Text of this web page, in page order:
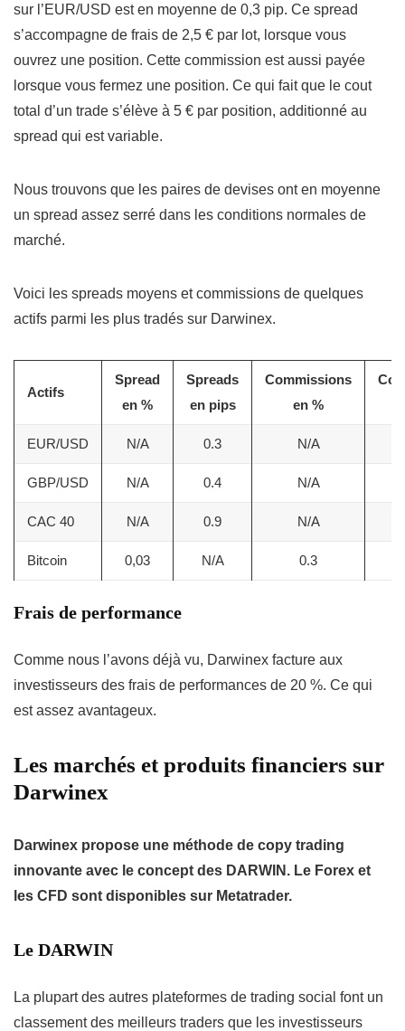
sur l’EUR/USD est en moyenne de 0,3 pip. Ce spread
s’accompagne de frais de 2,5 € par lot, lorsque vous
ouvrez une position. Cette commission est aussi payée
lorsque vous fermez une position. Ce qui fait que le cout
total d’un trade s’élève à 5 € par position, additionné au
spread qui est variable.
Nous trouvons que les paires de devises ont en moyenne
un spread assez serré dans les conditions normales de
marché.
Voici les spreads moyens et commissions de quelques
actifs parmi les plus tradés sur Darwinex.
Actifs
Spread
en %
Spreads
en pips
Commissions
en %
EUR/USD N/A 0.3 N/A
GBP/USD N/A 0.4 N/A
CAC 40 N/A 0.9 N/A
Bitcoin 0,03 N/A 0.3
Frais de performance
Comme nous l’avons déjà vu, Darwinex facture aux
investisseurs des frais de performances de 20 %. Ce qui
est assez avantageux.
Les marchés et produits financiers sur
Darwinex
Darwinex propose une méthode de copy trading
innovante avec le concept des DARWIN. Le Forex et
les CFD sont disponibles sur Metatrader.
Le DARWIN
La plupart des autres plateformes de trading social font un
classement des meilleurs traders que les investisseurs